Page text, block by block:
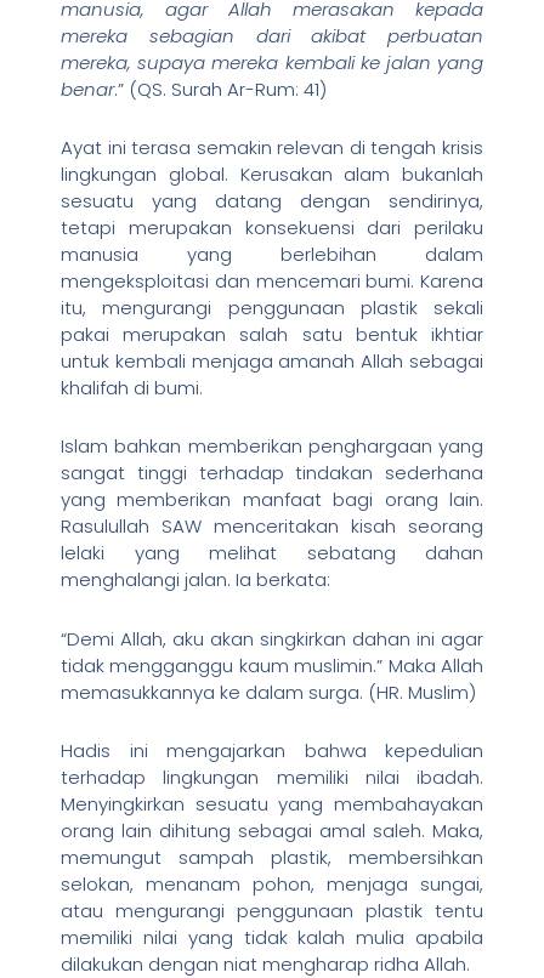
manusia, agar Allah merasakan kepada
mereka sebagian dari akibat perbuatan
mereka, supaya mereka kembali ke jalan yang
benar.” (QS. Surah Ar-Rum: 41)
Ayat ini terasa semakin relevan di tengah krisis
lingkungan global. Kerusakan alam bukanlah
sesuatu yang datang dengan sendirinya,
tetapi merupakan konsekuensi dari perilaku
manusia yang berlebihan dalam
mengeksploitasi dan mencemari bumi. Karena
itu, mengurangi penggunaan plastik sekali
pakai merupakan salah satu bentuk ikhtiar
untuk kembali menjaga amanah Allah sebagai
khalifah di bumi.
Islam bahkan memberikan penghargaan yang
sangat tinggi terhadap tindakan sederhana
yang memberikan manfaat bagi orang lain.
Rasulullah SAW menceritakan kisah seorang
lelaki yang melihat sebatang dahan
menghalangi jalan. Ia berkata:
“Demi Allah, aku akan singkirkan dahan ini agar
tidak mengganggu kaum muslimin.” Maka Allah
memasukkannya ke dalam surga. (HR. Muslim)
Hadis ini mengajarkan bahwa kepedulian
terhadap lingkungan memiliki nilai ibadah.
Menyingkirkan sesuatu yang membahayakan
orang lain dihitung sebagai amal saleh. Maka,
memungut sampah plastik, membersihkan
selokan, menanam pohon, menjaga sungai,
atau mengurangi penggunaan plastik tentu
memiliki nilai yang tidak kalah mulia apabila
dilakukan dengan niat mengharap ridha Allah.